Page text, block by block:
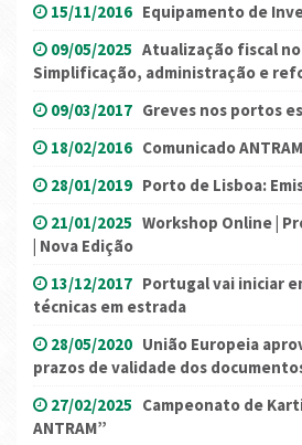
15/11/2016 Equipamento de
09/05/2025 Atualização fiscal
Simplificação, administração e
09/03/2017 Greves nos portos
18/02/2016 Comunicado ANTRAM
28/01/2019 Porto de Lisboa:
21/01/2025 Workshop Online |
| Nova Edição
13/12/2017 Portugal vai iniciar
técnicas em estrada
28/05/2020 União Europeia
prazos de validade dos
27/02/2025 Campeonato de
ANTRAM”